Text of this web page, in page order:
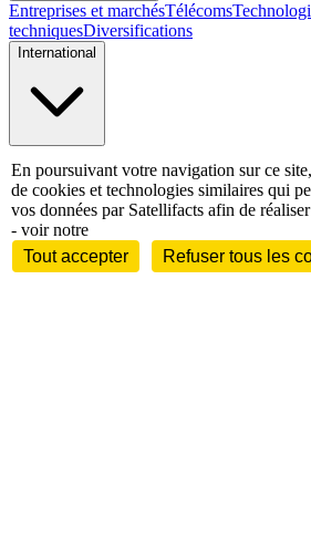
Entreprises et marchésTélécoms
techniquesDiversifications
International
Personnalités
En poursuivant votre navigation sur ce
de cookies et technologies similaires qui
vos données par Satellifacts afin de
- voir notre
Tout accepter
Refuser tous les